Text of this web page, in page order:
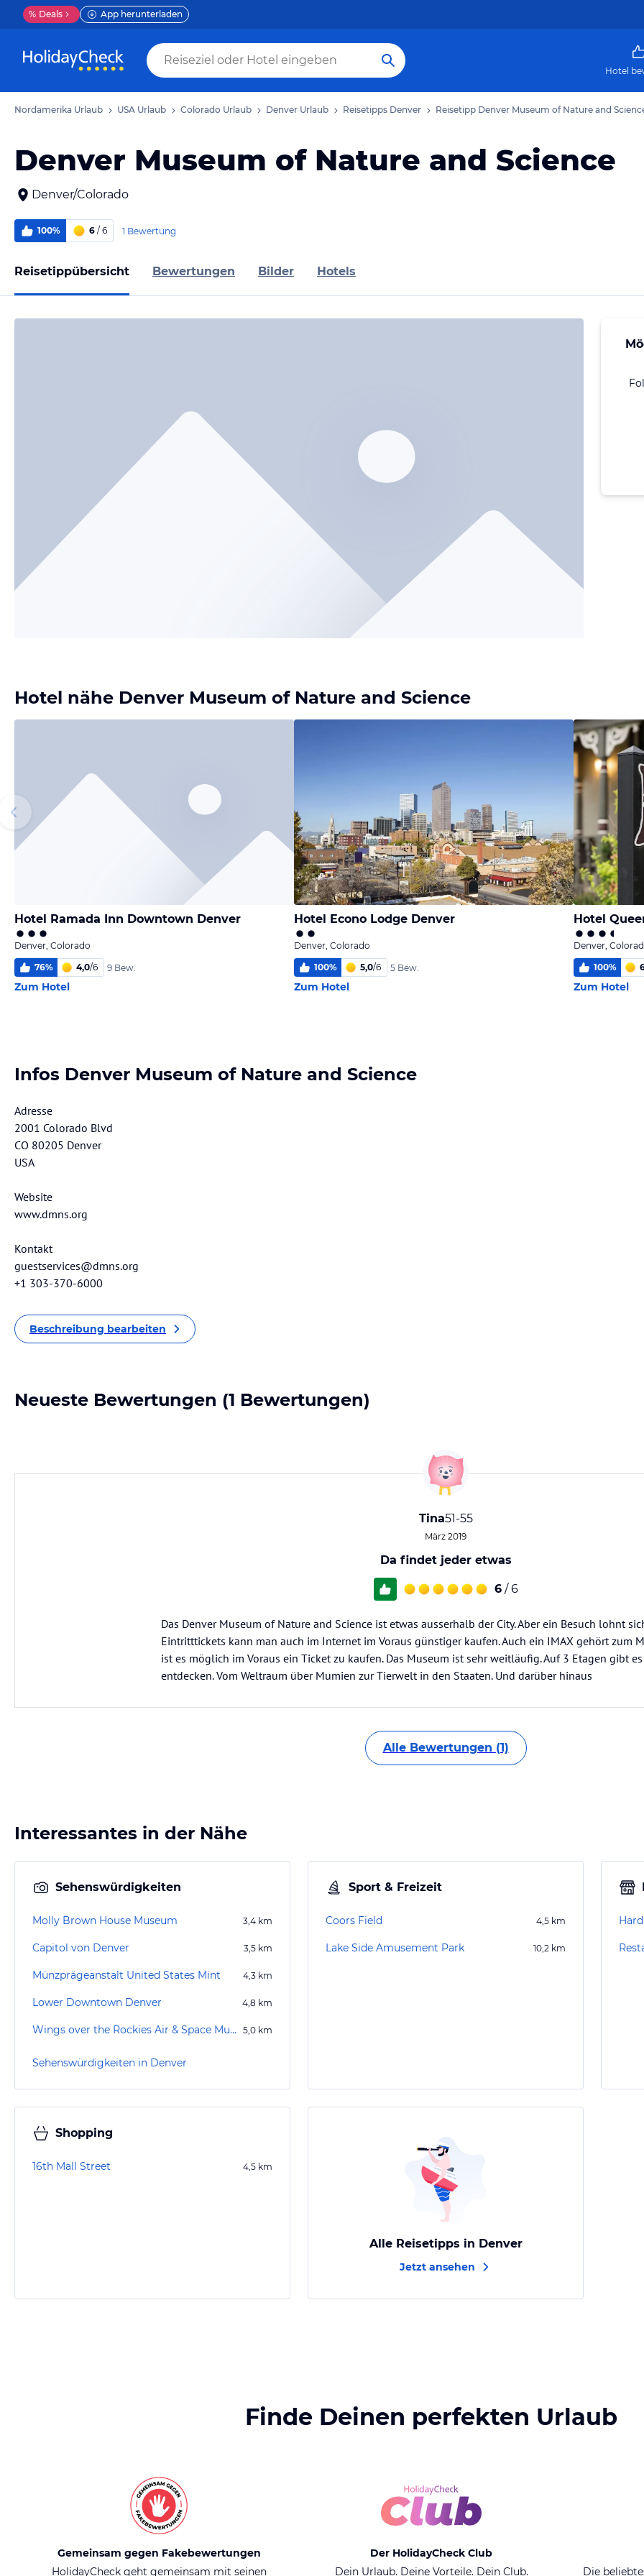
% Deals App herunterladen
Hotel
Nordamerika Urlaub USA Urlaub Colorado Urlaub Denver Urlaub Reisetipps Denver Reisetipp Denver Museum of Nature and
Denver Museum of Nature and Science
Denver/Colorado
100% 6 / 6 1 Bewertung
Reisetippübersicht Bewertungen Bilder Hotels
Hotel nähe Denver Museum of Nature and Science
Hotel Ramada Inn Downtown Denver
Denver, Colorado
76% 4,0/6 9 Bew.
Zum Hotel
Hotel Econo Lodge Denver
Denver, Colorado
100% 5,0/6 5 Bew.
Zum Hotel
Hotel
Denver,
100%
Zum Hotel
Infos Denver Museum of Nature and Science
Adresse
2001 Colorado Blvd
CO 80205 Denver
USA
Website
www.dmns.org
Kontakt
guestservices@dmns.org
+1 303-370-6000
Beschreibung bearbeiten
Neueste Bewertungen (1 Bewertungen)
Tina51-55
März 2019
Da findet jeder etwas
6 / 6
Das Denver Museum of Nature and Science ist etwas ausserhalb der City. Aber ein Besuch lohnt
Eintritttickets kann man auch im Internet im Voraus günstiger kaufen. Auch ein IMAX gehört zum
ist es möglich im Voraus ein Ticket zu kaufen. Das Museum ist sehr weitläufig. Auf 3 Etagen gibt
entdecken. Vom Weltraum über Mumien zur Tierwelt in den Staaten. Und darüber hinaus
Alle Bewertungen (1)
Interessantes in der Nähe
Sehenswürdigkeiten
Molly Brown House Museum 3,4 km
Capitol von Denver 3,5 km
Münzprägeanstalt United States Mint 4,3 km
Lower Downtown Denver 4,8 km
Wings over the Rockies Air & Space Museum 5,0 km
Sehenswürdigkeiten in Denver
Sport & Freizeit
Coors Field 4,5 km
Lake Side Amusement Park 10,2 km
Shopping
16th Mall Street 4,5 km
Alle Reisetipps in Denver
Jetzt ansehen
Finde Deinen perfekten Urlaub
Gemeinsam gegen Fakebewertungen
HolidayCheck geht gemeinsam mit seinen
Der HolidayCheck Club
Dein Urlaub. Deine Vorteile. Dein Club.
Die